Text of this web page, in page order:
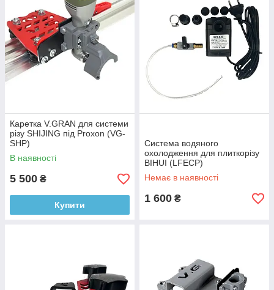
Каретка V.GRAN для системи
різу SHIJING під Proxon (VG-
SHP)
В наявності
5 500 ₴
Купити
Система водяного
охолодження для плиткорізу
BIHUI (LFECP)
Немає в наявності
1 600 ₴